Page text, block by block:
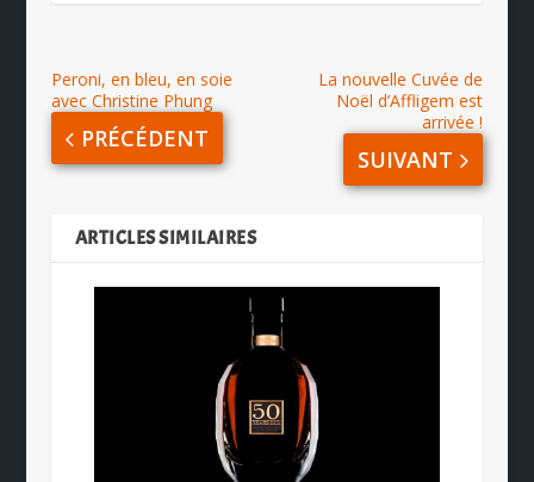
Peroni, en bleu, en soie
avec Christine Phung
PRÉCÉDENT
La nouvelle Cuvée de
Noël d’Affligem est
arrivée !
SUIVANT
ARTICLES SIMILAIRES